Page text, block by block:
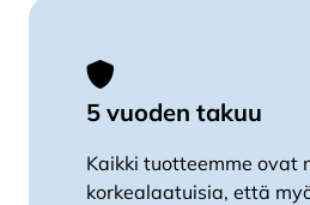
5 vuoden takuu
Kaikki tuotteemme ovat
korkealaatuisia, että